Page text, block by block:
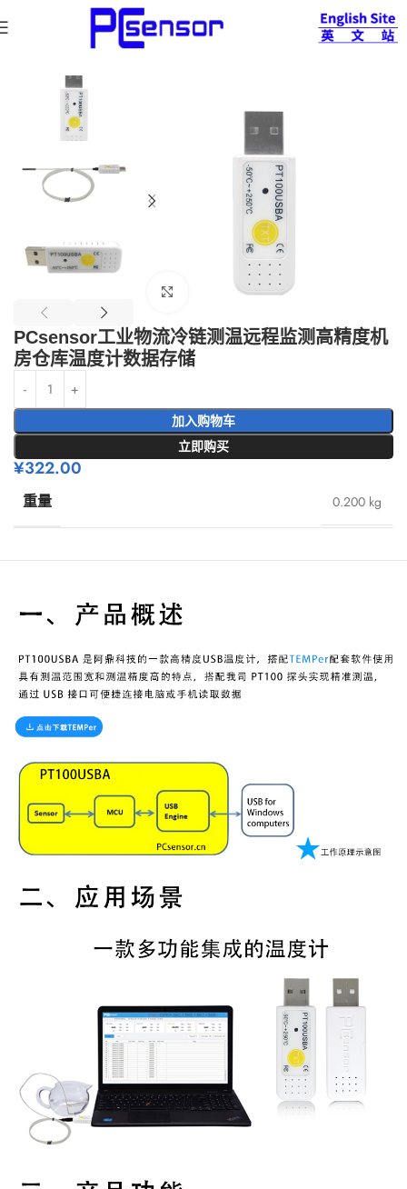
温湿度计系列
PCsensor工业物流冷链测温远程监测高精度机
房仓库温度计数据存储
加入购物车
立即购买
¥322.00
重量 0.200 kg